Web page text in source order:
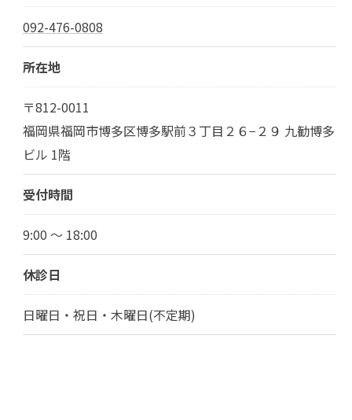
092-476-0808
所在地
〒812-0011
福岡県福岡市博多区博多駅前３丁目２６−２９ 九勧博多
ビル 1階
受付時間
9:00 ～ 18:00
休診日
日曜日・祝日・木曜日(不定期)